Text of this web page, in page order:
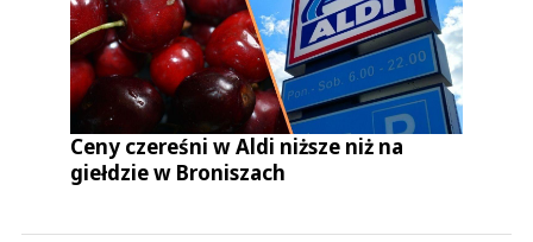
Ceny czereśni w Aldi niższe niż na
giełdzie w Broniszach